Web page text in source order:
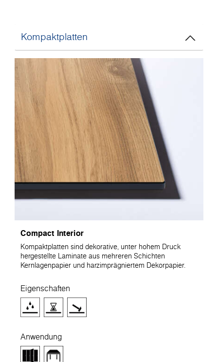
Kompaktplatten
Compact Interior
Kompaktplatten sind dekorative, unter hohem Druck
hergestellte Laminate aus mehreren Schichten
Kernlagenpapier und harzimprägniertem Dekorpapier.
Eigenschaften
Anwendung